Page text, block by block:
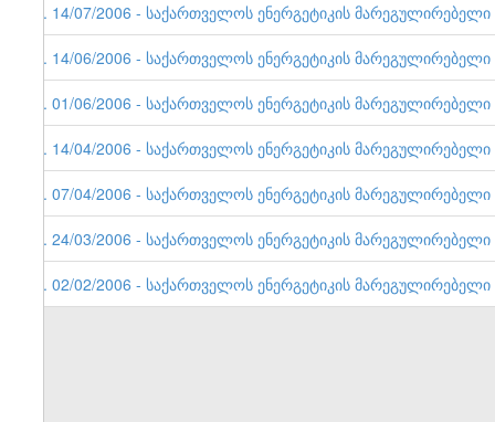
7. 14/07/2006 - საქართველოს ენერგეტიკის
6. 14/06/2006 - საქართველოს ენერგეტიკის
5. 01/06/2006 - საქართველოს ენერგეტიკის
4. 14/04/2006 - საქართველოს ენერგეტიკის
3. 07/04/2006 - საქართველოს ენერგეტიკის
2. 24/03/2006 - საქართველოს ენერგეტიკის
1. 02/02/2006 - საქართველოს ენერგეტიკის